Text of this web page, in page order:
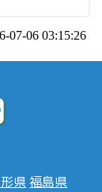
07-06 03:15:26
県福島県